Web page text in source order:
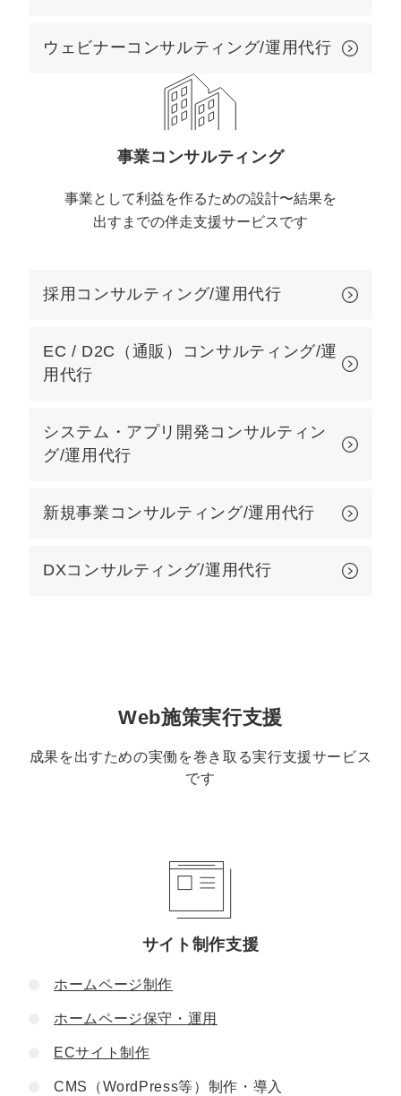
ウェビナーコンサルティング/運用代行
事業コンサルティング
事業として利益を作るための設計〜結果を
出すまでの伴走支援サービスです
採用コンサルティング/運用代行
EC / D2C（通販）コンサルティング/運
用代行
システム・アプリ開発コンサルティン
グ/運用代行
新規事業コンサルティング/運用代行
DXコンサルティング/運用代行
Web施策実行支援
成果を出すための実働を巻き取る実行支援サービス
です
サイト制作支援
ホームページ制作
ホームページ保守・運用
ECサイト制作
CMS（WordPress等）制作・導入